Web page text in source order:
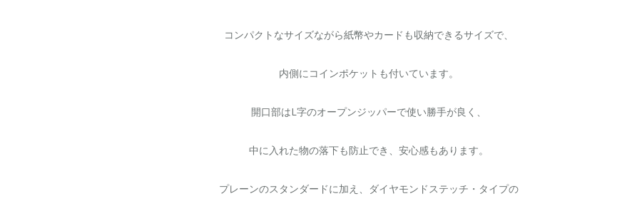
コンパクトなサイズながら紙幣やカードも収納できるサイズで、
内側にコインポケットも付いています。
開口部はL字のオープンジッパーで使い勝手が良く、
中に入れた物の落下も防止でき、安心感もあります。
プレーンのスタンダードに加え、ダイヤモンドステッチ・タイプの